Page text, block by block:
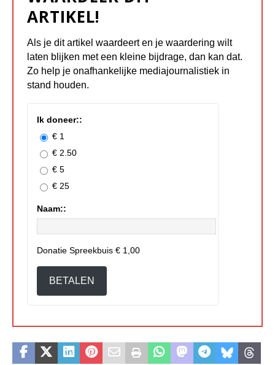
ARTIKEL!
Als je dit artikel waardeert en je waardering wilt
laten blijken met een kleine bijdrage, dan kan dat.
Zo help je onafhankelijke mediajournalistiek in
stand houden.
Ik doneer::
€ 1
€ 2.50
€ 5
€ 25
Naam::
Donatie Spreekbuis € 1,00
BETALEN